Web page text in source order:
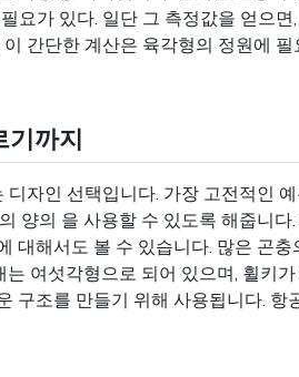
가 있다. 일단 그 측정값을 얻으
간단한 계산은 육각형의 정원에
기까지
자인 선택입니다. 가장 고전적인
양의 을 사용할 수 있도록 해줍니
해서도 볼 수 있습니다. 많은 곤
여섯각형으로 되어 있으며, 휠키
조를 만들기 위해 사용됩니다.